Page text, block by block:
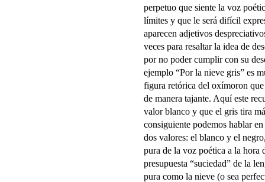
perpetuo que siente la voz
límites y que le será difícil
aparecen adjetivos
veces para resaltar la idea de
por no poder cumplir con su
ejemplo “Por la nieve gris” es
figura retórica del oxímoron
de manera tajante. Aquí este
valor blanco y que el gris tira
consiguiente podemos hablar
dos valores: el blanco y el
pura de la voz poética a la hora
presupuesta “suciedad” de la
pura como la nieve (o sea